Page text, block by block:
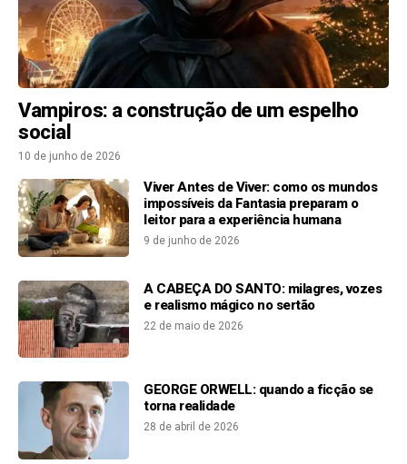
Vampiros: a construção de um espelho
social
10 de junho de 2026
Viver Antes de Viver: como os mundos
impossíveis da Fantasia preparam o
leitor para a experiência humana
9 de junho de 2026
A CABEÇA DO SANTO: milagres, vozes
e realismo mágico no sertão
22 de maio de 2026
GEORGE ORWELL: quando a ficção se
torna realidade
28 de abril de 2026